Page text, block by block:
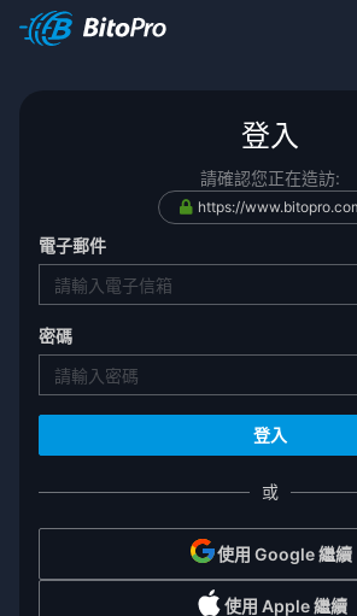
登入
請確認您正在造訪:
https://
電子郵件
密碼
或
使用 Google 繼續
使用 Apple 繼續